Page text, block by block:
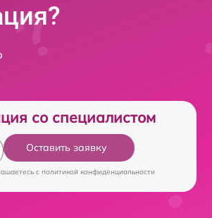
со специалистом
Оставить заявку
c политикой конфиденциальности